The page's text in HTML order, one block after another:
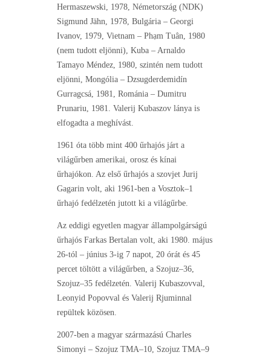
Hermaszewski, 1978, Németország (NDK)
Sigmund Jähn, 1978, Bulgária – Georgi
Ivanov, 1979, Vietnam – Phạm Tuân, 1980
(nem tudott eljönni), Kuba – Arnaldo
Tamayo Méndez, 1980, szintén nem tudott
eljönni, Mongólia – Dzsugderdemidín
Gurragcsá, 1981, Románia – Dumitru
Prunariu, 1981. Valerij Kubaszov lánya is
elfogadta a meghívást.
1961 óta több mint 400 űrhajós járt a
világűrben amerikai, orosz és kínai
űrhajókon. Az első űrhajós a szovjet Jurij
Gagarin volt, aki 1961-ben a Vosztok–1
űrhajó fedélzetén jutott ki a világűrbe.
Az eddigi egyetlen magyar állampolgárságú
űrhajós Farkas Bertalan volt, aki 1980. május
26-tól – június 3-ig 7 napot, 20 órát és 45
percet töltött a világűrben, a Szojuz–36,
Szojuz–35 fedélzetén. Valerij Kubaszovval,
Leonyid Popovval és Valerij Rjuminnal
repültek közösen.
2007-ben a magyar származású Charles
Simonyi – Szojuz TMA–10, Szojuz TMA–9